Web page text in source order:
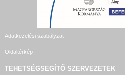
Adatkezelési szabályzat
Oldaltérkép
TEHETSÉGSEGÍTŐ SZERVEZETEK